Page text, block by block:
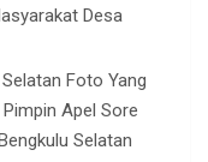
Desa
Foto Yang
Pimpin Apel Sore
Selatan